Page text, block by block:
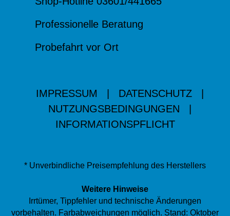
Professionelle Beratung
Probefahrt vor Ort
IMPRESSUM DATENSCHUTZ
NUTZUNGSBEDINGUNGEN
INFORMATIONSPFLICHT
* Unverbindliche Preisempfehlung des Herstellers
Weitere Hinweise
Irrtümer, Tippfehler und technische Änderungen
vorbehalten. Farbabweichungen möglich. Stand: Oktober